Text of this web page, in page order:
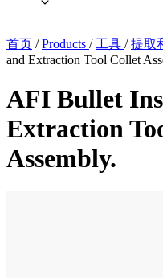
首页 / Products / 工具 / 提取
and Extraction Tool Collet
AFI Bullet
Extraction
Assembly.